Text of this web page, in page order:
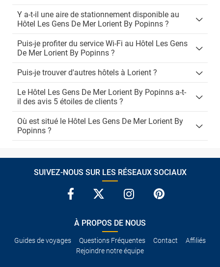
Y a-t-il une aire de stationnement disponible au
Hôtel Les Gens De Mer Lorient By Popinns ?
Puis-je profiter du service Wi-Fi au Hôtel Les Gens
De Mer Lorient By Popinns ?
Puis-je trouver d'autres hôtels à Lorient ?
Le Hôtel Les Gens De Mer Lorient By Popinns a-t-
il des avis 5 étoiles de clients ?
Où est situé le Hôtel Les Gens De Mer Lorient By
Popinns ?
SUIVEZ-NOUS SUR LES RÉSEAUX SOCIAUX
À PROPOS DE NOUS
Guides de voyages Questions Fréquentes Contact
Affiliés
Rejoindre notre équipe